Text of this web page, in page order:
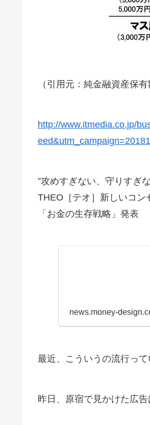
（引用元：純金融資産保
http://www.itmedia.co.jp/
”攻めすぎない、守りすぎ
THEO［テオ］新しいコン
「お金の生存戦略」発表
news.money-
最近、こういうの流行っ
昨日、原宿で見かけた広告